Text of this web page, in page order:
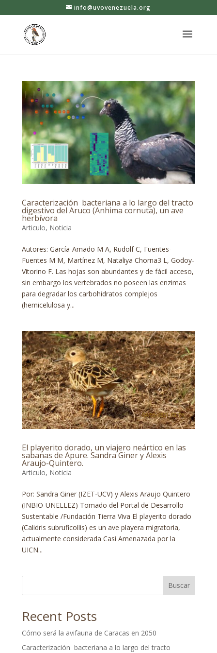
info@uvovenezuela.org
Caracterización bacteriana a lo largo del tracto
digestivo del Aruco (Anhima cornuta), un ave
herbívora
Articulo, Noticia
Autores: García-Amado M A, Rudolf C, Fuentes-
Fuentes M M, Martínez M, Nataliya Chorna3 L, Godoy-
Vitorino F. Las hojas son abundantes y de fácil acceso,
sin embargo los vertebrados no poseen las enzimas
para degradar los carbohidratos complejos
(hemicelulosa y...
El playerito dorado, un viajero neártico en las
sabanas de Apure. Sandra Giner y Alexis
Araujo-Quintero.
Articulo, Noticia
Por: Sandra Giner (IZET-UCV) y Alexis Araujo Quintero
(INBIO-UNELLEZ) Tomado del Portal de Desarrollo
Sustentable /Fundación Tierra Viva El playerito dorado
(Calidris subruficollis) es un ave playera migratoria,
actualmente considerada Casi Amenazada por la
UICN...
Buscar
Recent Posts
Cómo será la avifauna de Caracas en 2050
Caracterización bacteriana a lo largo del tracto